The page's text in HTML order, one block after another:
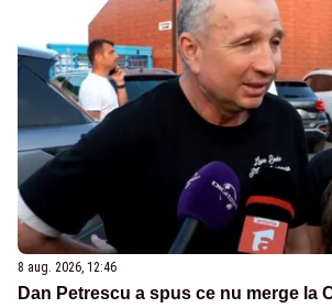
8 aug. 2026, 12:46
Dan Petrescu a spus ce nu merge la